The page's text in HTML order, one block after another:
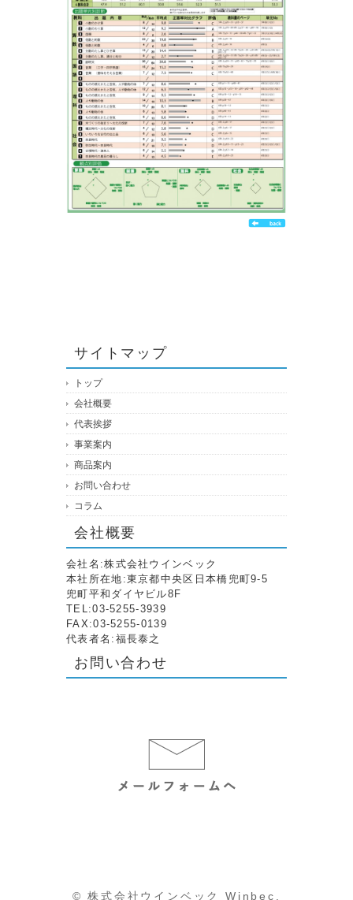
サイトマップ
トップ
会社概要
代表挨拶
事業案内
商品案内
お問い合わせ
コラム
会社概要
会社名:株式会社ウインベック
本社所在地:東京都中央区日本橋兜町9-5
兜町平和ダイヤビル8F
TEL:03-5255-3939
FAX:03-5255-0139
代表者名:福長泰之
お問い合わせ
© 株式会社ウインベック Winbec.